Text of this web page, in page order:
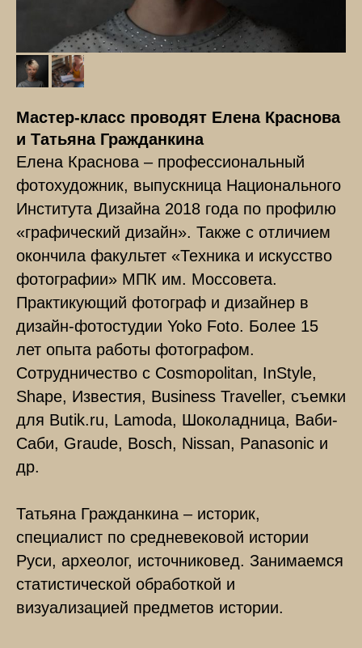
Мастер-класс проводят Елена Краснова
и Татьяна Гражданкина
Елена Краснова – профессиональный
фотохудожник, выпускница Национального
Института Дизайна 2018 года по профилю
«графический дизайн». Также с отличием
окончила факультет «Техника и искусство
фотографии» МПК им. Моссовета.
Практикующий фотограф и дизайнер в
дизайн-фотостудии Yoko Foto. Более 15
лет опыта работы фотографом.
Сотрудничество с Cosmopolitan, InStyle,
Shape, Известия, Business Traveller, съемки
для Butik.ru, Lamoda, Шоколадница, Ваби-
Саби, Graude, Bosch, Nissan, Panasonic и
др.
Татьяна Гражданкина – историк,
специалист по средневековой истории
Руси, археолог, источниковед. Занимаемся
статистической обработкой и
визуализацией предметов истории.